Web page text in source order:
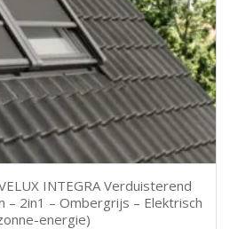
INTEGRA Verduisterend
– 2in1 – Ombergrijs – Elektrisch
energie)